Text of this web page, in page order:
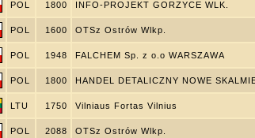
POL 1800 INFO-PROJEKT GORZYCE WLK.
POL 1600 OTSz Ostrów Wlkp.
POL 1948 FALCHEM Sp. z o.o WARSZAWA
POL 1800 HANDEL DETALICZNY NOWE
LTU 1750 Vilniaus Fortas Vilnius
POL 2088 OTSz Ostrów Wlkp.